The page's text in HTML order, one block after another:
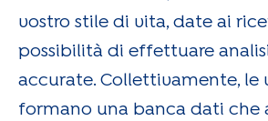
vostro stile di vita, date ai
possibilità di effettuare
accurate. Collettivamente, le
formano una banca dati che